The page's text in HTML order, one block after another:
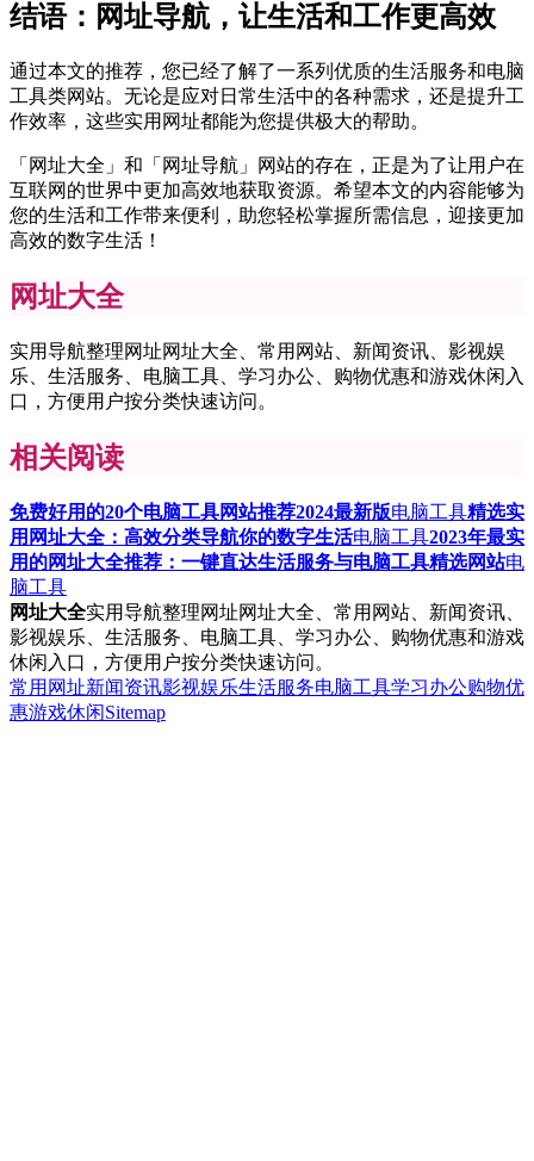
结语：网址导航，让生活和工作更高效
通过本文的推荐，您已经了解了一系列优质的生活服务和电脑
工具类网站。无论是应对日常生活中的各种需求，还是提升工
作效率，这些实用网址都能为您提供极大的帮助。
「网址大全」和「网址导航」网站的存在，正是为了让用户在
互联网的世界中更加高效地获取资源。希望本文的内容能够为
您的生活和工作带来便利，助您轻松掌握所需信息，迎接更加
高效的数字生活！
网址大全
实用导航整理网址网址大全、常用网站、新闻资讯、影视娱
乐、生活服务、电脑工具、学习办公、购物优惠和游戏休闲入
口，方便用户按分类快速访问。
相关阅读
免费好用的20个电脑工具网站推荐2024最新版电脑工具精选实
用网址大全：高效分类导航你的数字生活电脑工具2023年最实
用的网址大全推荐：一键直达生活服务与电脑工具精选网站电
脑工具
网址大全实用导航整理网址网址大全、常用网站、新闻资讯、
影视娱乐、生活服务、电脑工具、学习办公、购物优惠和游戏
休闲入口，方便用户按分类快速访问。
常用网址新闻资讯影视娱乐生活服务电脑工具学习办公购物优
惠游戏休闲Sitemap